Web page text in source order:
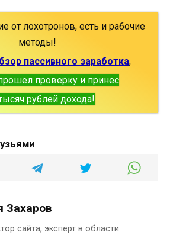
от лохотронов, есть и рабочие
методы!
пассивного заработка,
проверку и принес
рублей дохода!
Захаров
сайта, эксперт в области